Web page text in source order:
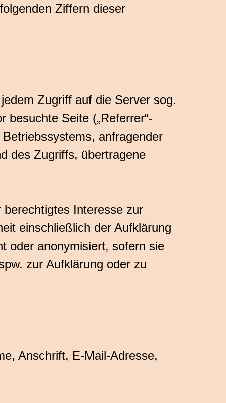
Ziffern dieser
Zugriff auf die Server sog.
besuchte Seite („Referrer“-
anfragender
des Zugriffs, übertragene
Interesse zur
einschließlich der Aufklärung
oder anonymisiert, sofern sie
zur Aufklärung oder zu
Anschrift, E-Mail-Adresse,